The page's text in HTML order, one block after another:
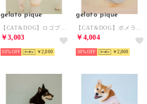
gelato pique
￥3,003
30% ￥2,000
gelato pique
￥4,004
30% ￥2,000